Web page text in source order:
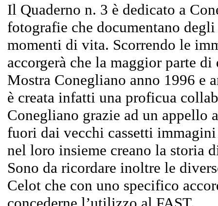
Il Quaderno n. 3 è dedicato a
fotografie che documentano
momenti di vita. Scorrendo le
accorgerà che la maggior parte
Mostra Conegliano anno 1996 e
è creata infatti una proficua
Conegliano grazie ad un appello
fuori dai vecchi cassetti
nel loro insieme creano la storia
Sono da ricordare inoltre le
Celot che con uno specifico